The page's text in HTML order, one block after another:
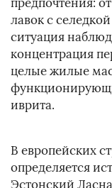
лавок с
ситуация
концентрация
целые жилые
иврита.
В европейских
определяется
Эстонский